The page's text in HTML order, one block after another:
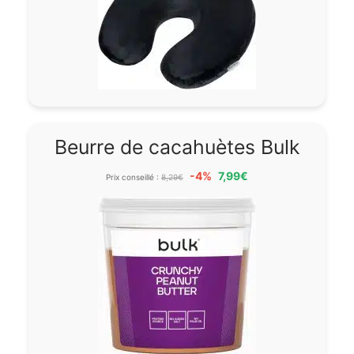
Beurre de cacahuètes Bulk
Prix conseillé : 8,29€ -4% 7,99€